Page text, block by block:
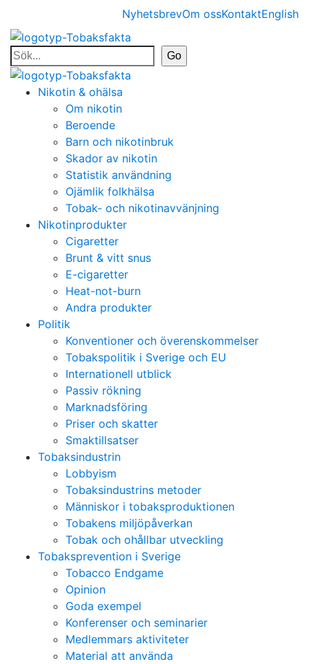
NyhetsbrevOm ossKontaktEnglish
Nikotin & ohälsa
Om nikotin
Beroende
Barn och nikotinbruk
Skador av nikotin
Statistik användning
Ojämlik folkhälsa
Tobak- och nikotinavvänjning
Nikotinprodukter
Cigaretter
Brunt & vitt snus
E-cigaretter
Heat-not-burn
Andra produkter
Politik
Konventioner och överenskommelser
Tobakspolitik i Sverige och EU
Internationell utblick
Passiv rökning
Marknadsföring
Priser och skatter
Smaktillsatser
Tobaksindustrin
Lobbyism
Tobaksindustrins metoder
Människor i tobaksproduktionen
Tobakens miljöpåverkan
Tobak och ohållbar utveckling
Tobaksprevention i Sverige
Tobacco Endgame
Opinion
Goda exempel
Konferenser och seminarier
Medlemmars aktiviteter
Material att använda